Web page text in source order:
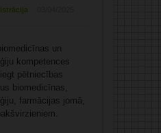
un
kompetences
pētniecības
biomedicīnas,
farmācijas jomā,